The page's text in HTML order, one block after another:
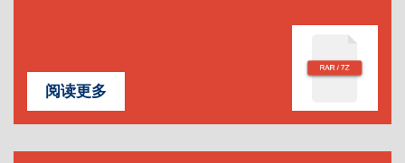
阅读更多